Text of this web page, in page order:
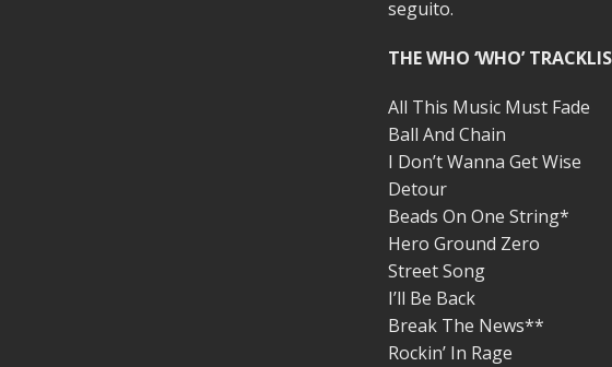
seguito.
THE WHO ‘WHO’
All This Music Must Fade
Ball And Chain
I Don’t Wanna Get Wise
Detour
Beads On One String*
Hero Ground Zero
Street Song
I’ll Be Back
Break The News**
Rockin’ In Rage